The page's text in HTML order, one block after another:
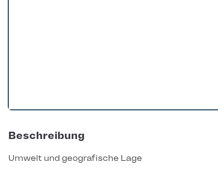
Beschreibung
Umwelt und geografische Lage